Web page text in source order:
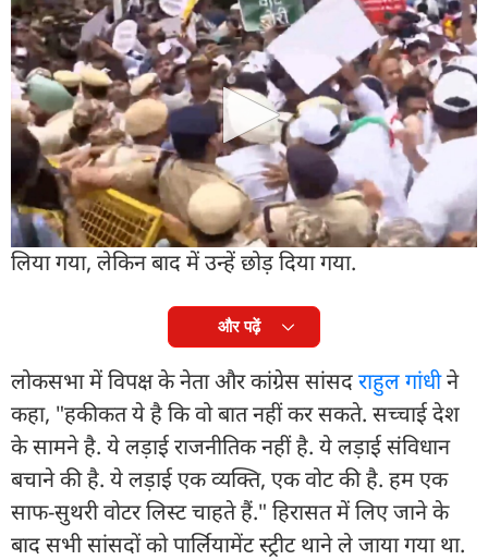
कांग्रेस सांसद राहुल गांधी के नेतृत्व में विपक्षी दलों के सांसद
आज संसद भवन के मकर द्वार से चुनाव आयोग तक मार्च
निकाला. यह मार्च एसआईआर प्रक्रिया और राहुल गांधी द्वारा
लगाए गए 'वोट चोरी' के आरोपों के विरोध में आयोजित किया
गया. रास्ते में विपक्षी सांसदों को रोकने के लिए बैरिकेडिंग भी
की गई. अखिलेश यादव बैरिकेड्स पर भी चढ़ते नजर आए.
इस दौरान विपक्षी सांसदों को दिल्ली पुलिस ने हिरासत में ले
लिया गया, लेकिन बाद में उन्हें छोड़ दिया गया.
और पढ़ें
लोकसभा में विपक्ष के नेता और कांग्रेस सांसदराहुल गांधीने
कहा, "हकीकत ये है कि वो बात नहीं कर सकते. सच्चाई देश
के सामने है. ये लड़ाई राजनीतिक नहीं है. ये लड़ाई संविधान
बचाने की है. ये लड़ाई एक व्यक्ति, एक वोट की है. हम एक
साफ-सुथरी वोटर लिस्ट चाहते हैं." हिरासत में लिए जाने के
बाद सभी सांसदों को पार्लियामेंट स्ट्रीट थाने ले जाया गया था.